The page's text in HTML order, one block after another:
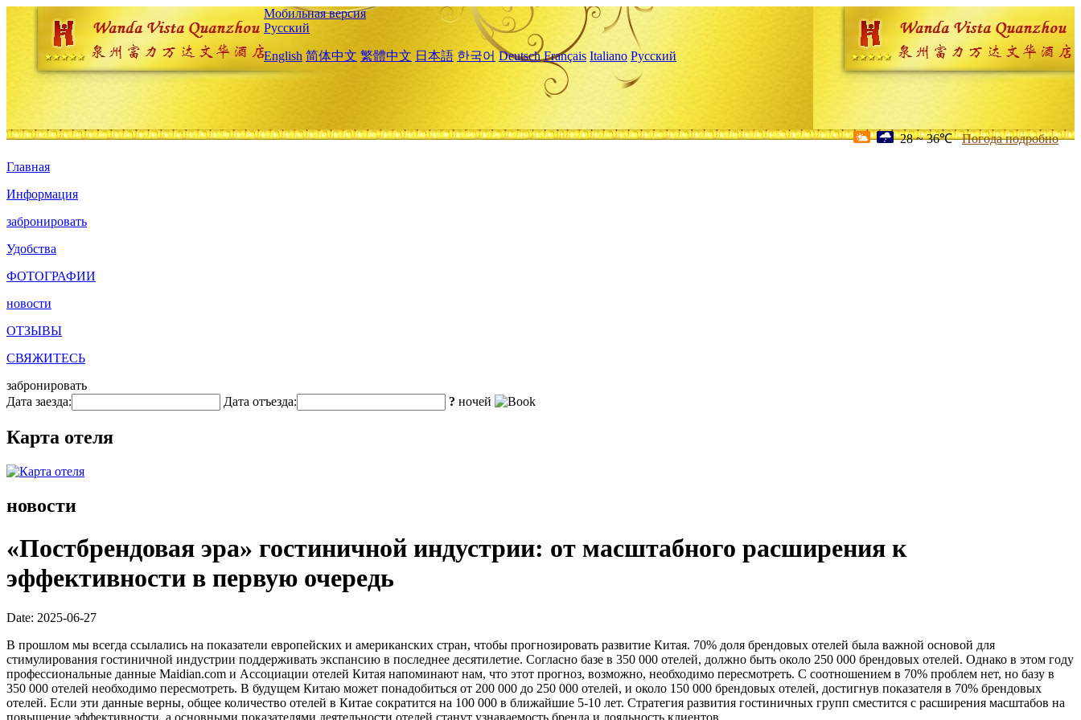
Мобильная версия
Русский
English 简体中文 繁體中文 日本語 한국어 Deutsch Français Italiano Русский
28 ~ 36℃ Погода подробно
Главная
Информация
забронировать
Удобства
ФОТОГРАФИИ
новости
ОТЗЫВЫ
СВЯЖИТЕСЬ
забронировать
Дата заезда:
Дата отъезда: ? ночей
Карта отеля
новости
«Постбрендовая эра» гостиничной индустрии: от масштабного расширения к
эффективности в первую очередь
Date: 2025-06-27
В прошлом мы всегда ссылались на показатели европейских и американских стран, чтобы прогнозировать развитие Китая. 70% доля брендовых отелей была важной основой для
стимулирования гостиничной индустрии поддерживать экспансию в последнее десятилетие. Согласно базе в 350 000 отелей, должно быть около 250 000 брендовых отелей. Однако в этом году
профессиональные данные Maidian.com и Ассоциации отелей Китая напоминают нам, что этот прогноз, возможно, необходимо пересмотреть. С соотношением в 70% проблем нет, но базу в
350 000 отелей необходимо пересмотреть. В будущем Китаю может понадобиться от 200 000 до 250 000 отелей, и около 150 000 брендовых отелей, достигнув показателя в 70% брендовых
отелей. Если эти данные верны, общее количество отелей в Китае сократится на 100 000 в ближайшие 5-10 лет. Стратегия развития гостиничных групп сместится с расширения масштабов на
повышение эффективности, а основными показателями деятельности отелей станут узнаваемость бренда и лояльность клиентов.